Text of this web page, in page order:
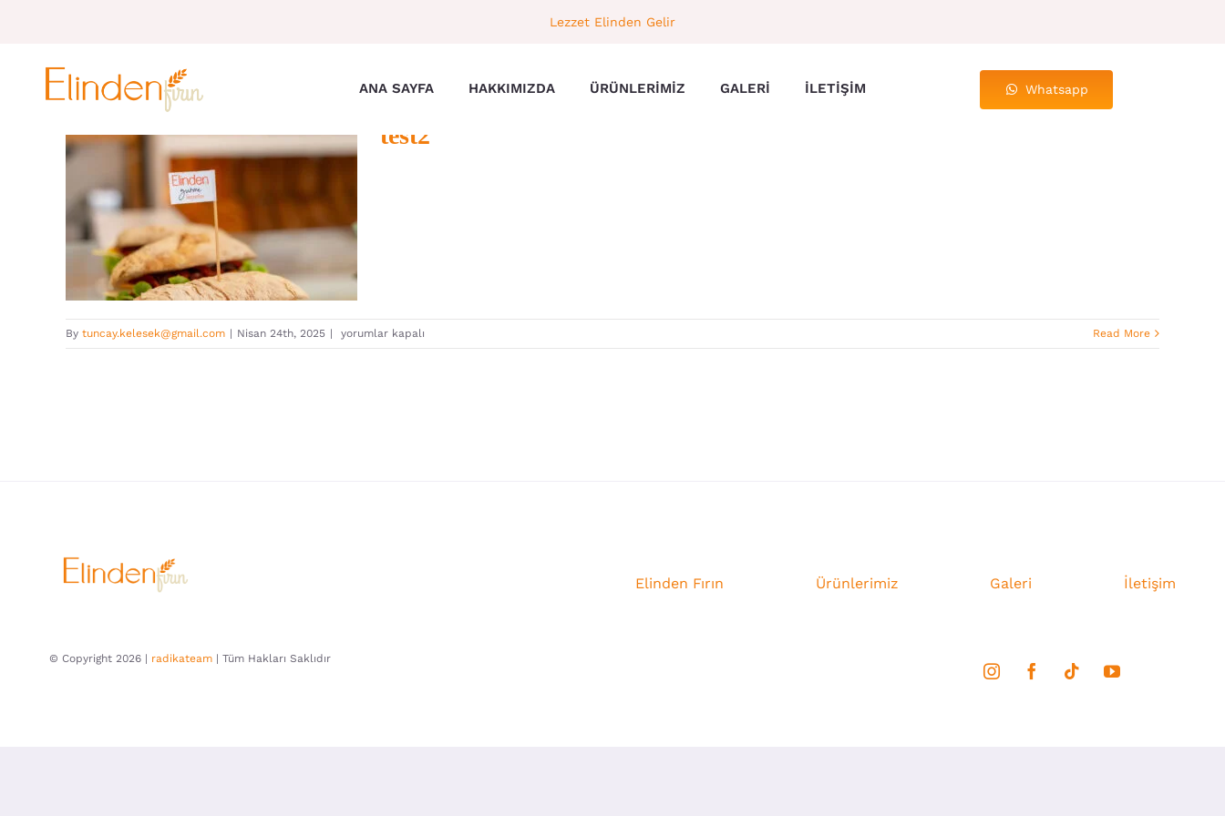
Lezzet Elinden Gelir
ANA SAYFA HAKKIMIZDA ÜRÜNLERIMIZ GALERI İLETIŞIM Whatsapp
test2
test2
By tuncay.kelesek@gmail.com | Nisan 24th, 2025 |
test2
için
yorumlar kapalı Read More
Elinden Fırın Ürünlerimiz Galeri İletişim
© Copyright 2026 | radikateam| Tüm Hakları Saklıdır